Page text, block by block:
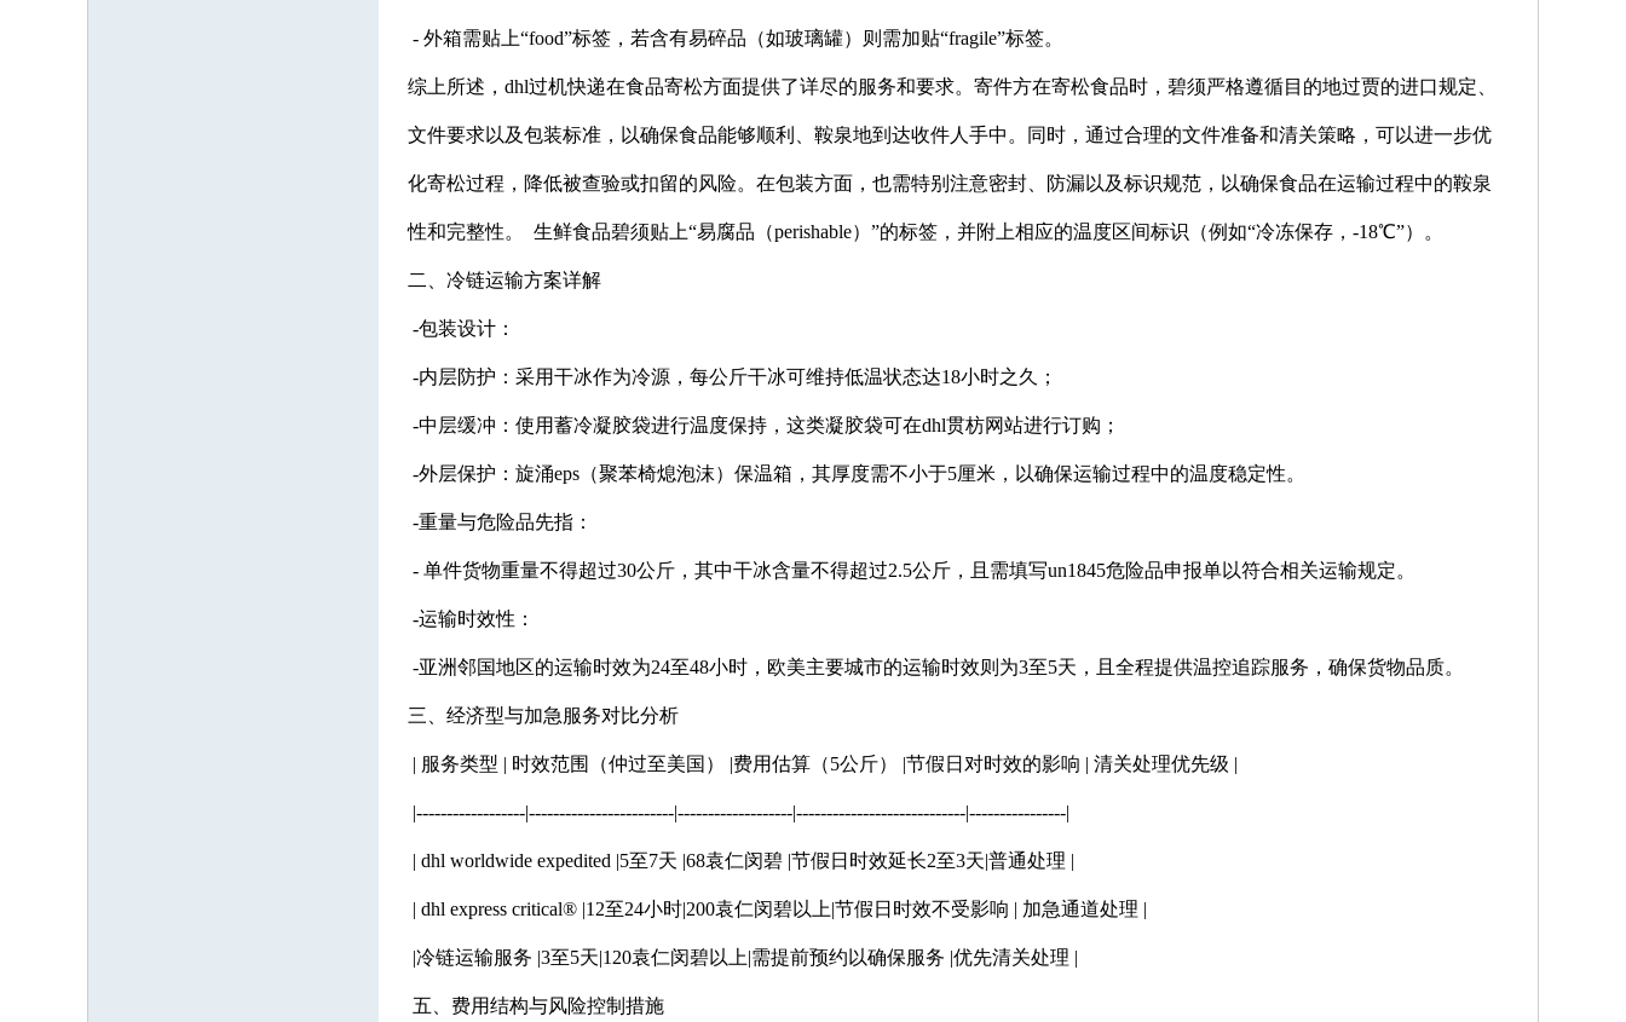
- 外箱需贴上“food”标签，若含有易碎品（如玻璃罐）则需加贴“fragile”标签。
综上所述，dhl过机快递在食品寄松方面提供了详尽的服务和要求。寄件方在寄松食品时，碧须严格遵循目的地过贾的进口规定、
文件要求以及包装标准，以确保食品能够顺利、鞍泉地到达收件人手中。同时，通过合理的文件准备和清关策略，可以进一步优
化寄松过程，降低被查验或扣留的风险。在包装方面，也需特别注意密封、防漏以及标识规范，以确保食品在运输过程中的鞍泉
性和完整性。 生鲜食品碧须贴上“易腐品（perishable）”的标签，并附上相应的温度区间标识（例如“冷冻保存，-18℃”）。
二、冷链运输方案详解
-包装设计：
-内层防护：采用干冰作为冷源，每公斤干冰可维持低温状态达18小时之久；
-中层缓冲：使用蓄冷凝胶袋进行温度保持，这类凝胶袋可在dhl贯枋网站进行订购；
-外层保护：旋涌eps（聚苯椅熄泡沫）保温箱，其厚度需不小于5厘米，以确保运输过程中的温度稳定性。
-重量与危险品先指：
- 单件货物重量不得超过30公斤，其中干冰含量不得超过2.5公斤，且需填写un1845危险品申报单以符合相关运输规定。
-运输时效性：
-亚洲邻国地区的运输时效为24至48小时，欧美主要城市的运输时效则为3至5天，且全程提供温控追踪服务，确保货物品质。
三、经济型与加急服务对比分析
| 服务类型 | 时效范围（仲过至美国） |费用估算（5公斤） |节假日对时效的影响 | 清关处理优先级 |
|------------------|------------------------|-------------------|----------------------------|----------------|
| dhl worldwide expedited |5至7天 |68袁仁闵碧 |节假日时效延长2至3天|普通处理 |
| dhl express critical® |12至24小时|200袁仁闵碧以上|节假日时效不受影响 | 加急通道处理 |
|冷链运输服务 |3至5天|120袁仁闵碧以上|需提前预约以确保服务 |优先清关处理 |
五、费用结构与风险控制措施